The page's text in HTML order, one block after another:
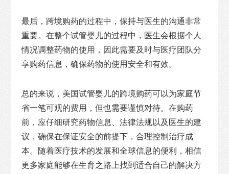
最后，跨境购药的过程中，保持与医生的沟通非常
重要。在整个试管婴儿的过程中，医生会根据个人
情况调整药物的使用，因此需要及时与医疗团队分
享购药信息，确保药物的使用安全和有效。
总的来说，美国试管婴儿的跨境购药可以为家庭节
省一笔可观的费用，但也需要谨慎对待。在购药
前，应仔细研究药物信息、法律法规以及医生的建
议，确保在保证安全的前提下，合理控制治疗成
本。随着医疗技术的发展和全球信息的便利，相信
更多家庭能够在生育之路上找到适合自己的解决方